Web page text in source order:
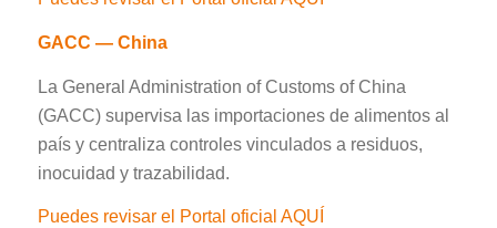
GACC — China
La General Administration of Customs of China
(GACC) supervisa las importaciones de alimentos al
país y centraliza controles vinculados a residuos,
inocuidad y trazabilidad.
Puedes revisar el Portal oficial AQUÍ